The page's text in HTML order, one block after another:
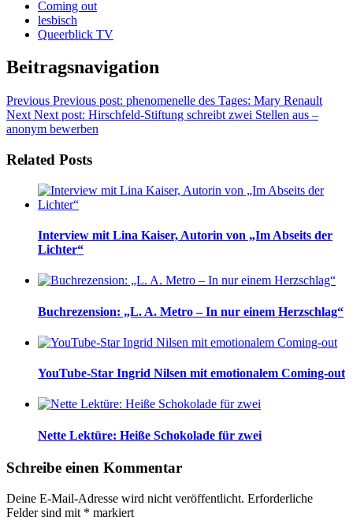
Coming out
lesbisch
Queerblick TV
Beitragsnavigation
Previous Previous post: phenomenelle des Tages: Mary Renault
Next Next post: Hirschfeld-Stiftung schreibt zwei Stellen aus –
anonym bewerben
Related Posts
Interview mit Lina Kaiser, Autorin von „Im Abseits der
Lichter“
Buchrezension: „L. A. Metro – In nur einem Herzschlag“
YouTube-Star Ingrid Nilsen mit emotionalem Coming-out
Nette Lektüre: Heiße Schokolade für zwei
Schreibe einen Kommentar
Deine E-Mail-Adresse wird nicht veröffentlicht. Erforderliche
Felder sind mit * markiert